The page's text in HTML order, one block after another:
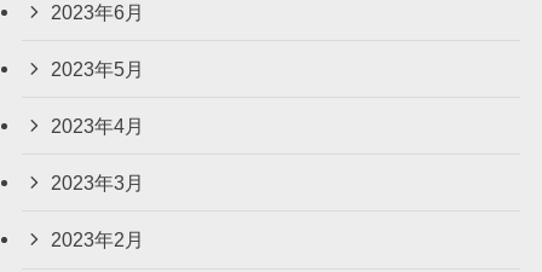
2023年6月
2023年5月
2023年4月
2023年3月
2023年2月